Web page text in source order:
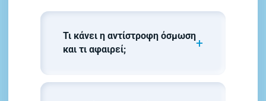
Τι κάνει η αντίστροφη όσμωση
και τι αφαιρεί;